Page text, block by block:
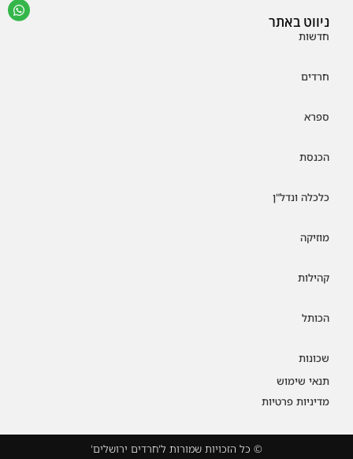
ניווט באתר
חדשות
חרדים
ספרא
הכנסת
כלכלה ונדל"ן
מוזיקה
קהילות
הכותל
שכונות
תנאי שימוש
מדיניות פרטיות
© כל הזכויות שמורות ל'חרדים ירושלים'